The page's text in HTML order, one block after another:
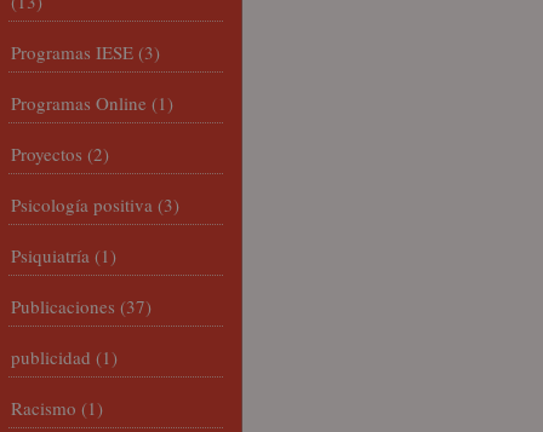
Programas IESE (3)
Programas Online (1)
Proyectos (2)
Psicología positiva (3)
Psiquiatría (1)
Publicaciones (37)
publicidad (1)
Racismo (1)